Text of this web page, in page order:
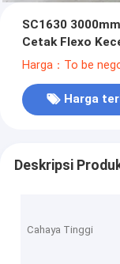
SC1630
Cetak Flexo
Harga：To be
Harga
Deskripsi
Cahaya Tinggi